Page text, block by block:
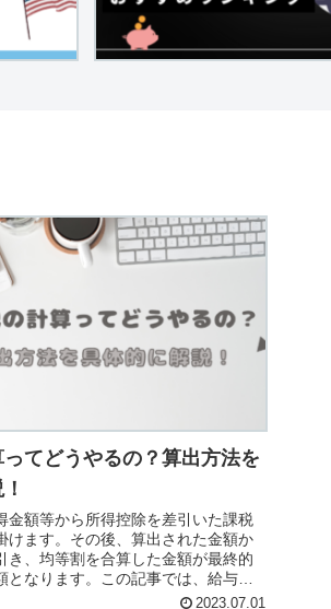
てどうやるの？算出方法を
金額等から所得控除を差引いた課税
けます。その後、算出された金額か
き、均等割を合算した金額が最終的
となります。この記事では、給与収
として具体的に計算の流れを解説して
2023.07.01